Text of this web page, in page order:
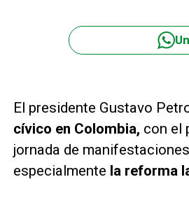
El presidente Gustavo
cívico en Colombia, con el
jornada de
especialmente la reforma